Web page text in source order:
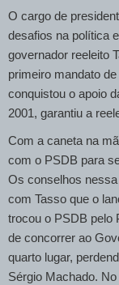
O cargo de
desafios na política
governador reeleito
primeiro mandato
conquistou o apoio
2001, garantiu a
Com a caneta na
com o PSDB para
Os conselhos
com Tasso que o
trocou o PSDB pelo
de concorrer ao
quarto lugar,
Sérgio Machado.